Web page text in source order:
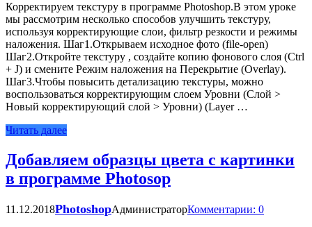
Корректируем текстуру в программе Photoshop.В этом уроке
мы рассмотрим несколько способов улучшить текстуру,
используя корректирующие слои, фильтр резкости и режимы
наложения. Шаг1.Открываем исходное фото (file-open)
Шаг2.Откройте текстуру , создайте копию фонового слоя (Ctrl
+ J) и смените Режим наложения на Перекрытие (Overlay).
Шаг3.Чтобы повысить детализацию текстуры, можно
воспользоваться корректирующим слоем Уровни (Слой >
Новый корректирующий слой > Уровни) (Layer …
Читать далее
Добавляем образцы цвета с картинки
в программе Photosop
11.12.2018PhotoshopАдминистраторКомментарии: 0